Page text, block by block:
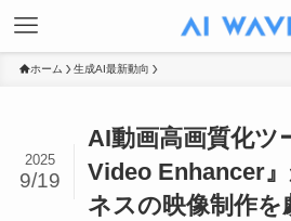
ホーム 生成AI最新動向
AI動画高画質化ツ
Video Enhancer
ネスの映像制作を
2025
9/19